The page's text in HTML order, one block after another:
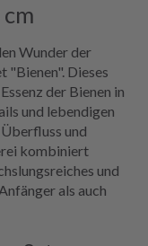
Wunder der
"Bienen". Dieses
der Bienen in
und lebendigen
und
kombiniert
und
als auch